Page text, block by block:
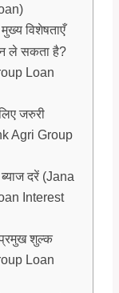
विशेषताएँ
ले सकता है?
Loan
जरुरी
Agri Group
दरें (Jana
Interest
शुल्क
Loan